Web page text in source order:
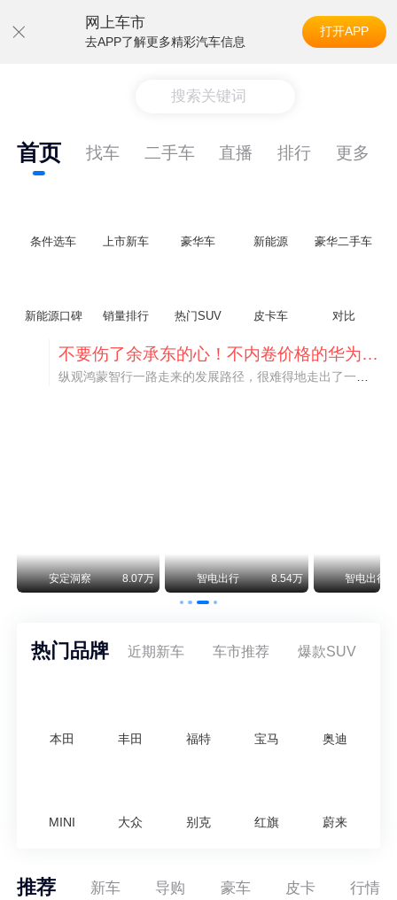
网上车市
去APP了解更多精彩汽车信息
打开APP
搜索关键词
首页 找车 二手车 直播 排行 更多
条件选车 上市新车 豪华车 新能源 豪华二手车
新能源口碑 销量排行 热门SUV 皮卡车 对比
纵观鸿蒙智行一路走来的发展路径，很难得地走出了一条和当下车市截然不同的道路：不靠降价走量、不参与低端价格厮杀，始终以技术迭代、架构创新、智能化体验升级、整车品质突破作为核心驱动力，稳步实现产品价值向上、品牌价格带稳步攀升。
阿斯顿·马丁退出北京市场 三家门店全部关闭
安定洞察 8.07万 智电出行 8.54万 智电出行
热门品牌 近期新车 车市推荐 爆款SUV
本田 丰田 福特 宝马 奥迪
MINI 大众 别克 红旗 蔚来
推荐 新车 导购 豪车 皮卡 行情